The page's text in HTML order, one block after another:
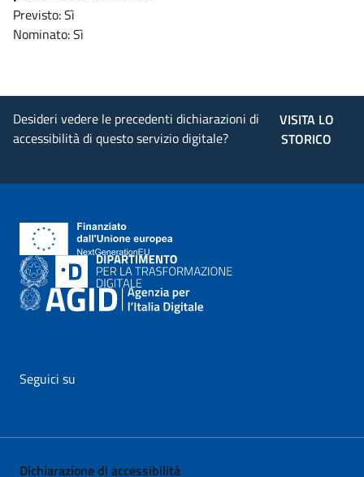
Previsto: Sì
Nominato: Sì
Desideri vedere le precedenti dichiarazioni di
accessibilità di questo servizio digitale?
VISITA LO
STORICO
Seguici su
Dichiarazione di accessibilità